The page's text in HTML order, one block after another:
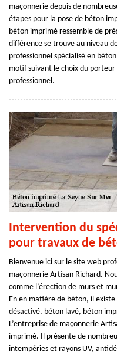
maçonnerie depuis de
étapes pour la pose de béton
béton imprimé ressemble de
différence se trouve au niveau
professionnel spécialisé en
motif suivant le choix du
professionnel.
Intervention du
pour travaux de
Bienvenue ici sur le site web
maçonnerie Artisan Richard.
comme l’érection de murs et
En en matière de béton, il
désactivé, béton lavé, béton
L’entreprise de maçonnerie
imprimé. Il présente de
intempéries et rayons UV,